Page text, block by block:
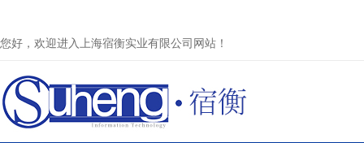
您好，欢迎进入上海宿衡实业有限公司网站！